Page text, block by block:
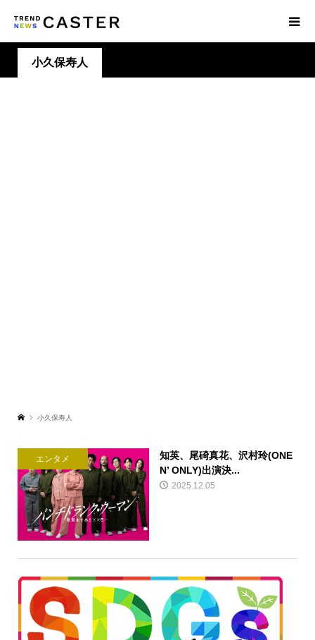
小久保寿人
小久保寿人
エンタメ
知英、尾碕真花、沢村玲(ONE
N’ ONLY)出演決...
2025.12.05